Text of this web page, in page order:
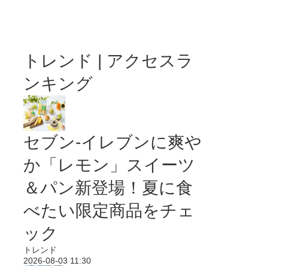
トレンド | アクセスラ
ンキング
セブン‐イレブンに爽や
か「レモン」スイーツ
＆パン新登場！夏に食
べたい限定商品をチェ
ック
トレンド
2026-08-03 11:30